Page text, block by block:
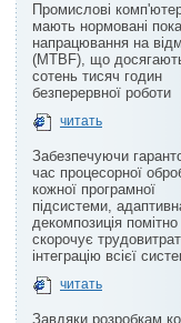
Промислові
мають нормовані
напрацювання на
(MTBF), що
сотень тисяч годин
безперервної роботи
читать
Забезпечуючи
час процесорної
кожної програмної
підсистеми,
декомпозиція помітно
скорочує
інтеграцію всієї
читать
Завдяки розробкам